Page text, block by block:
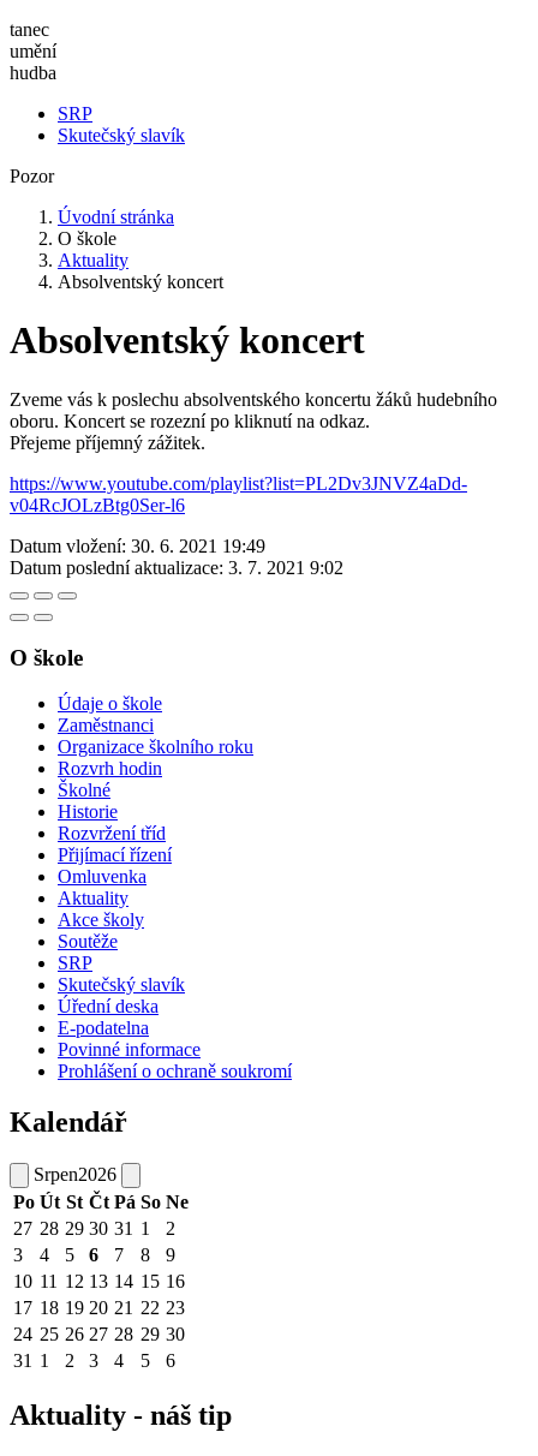
tanec
umění
hudba
SRP
Skutečský slavík
Pozor
Úvodní stránka
O škole
Aktuality
Absolventský koncert
Absolventský koncert
Zveme vás k poslechu absolventského koncertu žáků hudebního
oboru. Koncert se rozezní po kliknutí na odkaz.
Přejeme příjemný zážitek.
https://www.youtube.com/playlist?list=PL2Dv3JNVZ4aDd-
v04RcJOLzBtg0Ser-l6
Datum vložení: 30. 6. 2021 19:49
Datum poslední aktualizace: 3. 7. 2021 9:02
O škole
Údaje o škole
Zaměstnanci
Organizace školního roku
Rozvrh hodin
Školné
Historie
Rozvržení tříd
Přijímací řízení
Omluvenka
Aktuality
Akce školy
Soutěže
SRP
Skutečský slavík
Úřední deska
E-podatelna
Povinné informace
Prohlášení o ochraně soukromí
Kalendář
Srpen2026
Po Út St Čt Pá So Ne
27 28 29 30 31 1
2
3
4 5 6 7 8
9
10 11 12 13 14 15 16
17 18 19 20 21 22 23
24 25 26 27 28 29 30
31 1 2 3 4 5 6
Aktuality - náš tip